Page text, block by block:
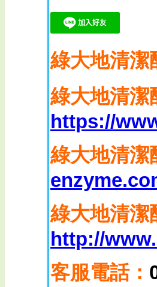
綠大地清潔
綠大地清潔
https://
綠大地清潔
綠大地清潔
http://
客服電話：